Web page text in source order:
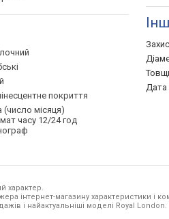
покриття
(число місяця)
часу 12/24 год
Дата
характер.
інтернет-магазину характеристики і
і найактуальніші моделі Royal London.